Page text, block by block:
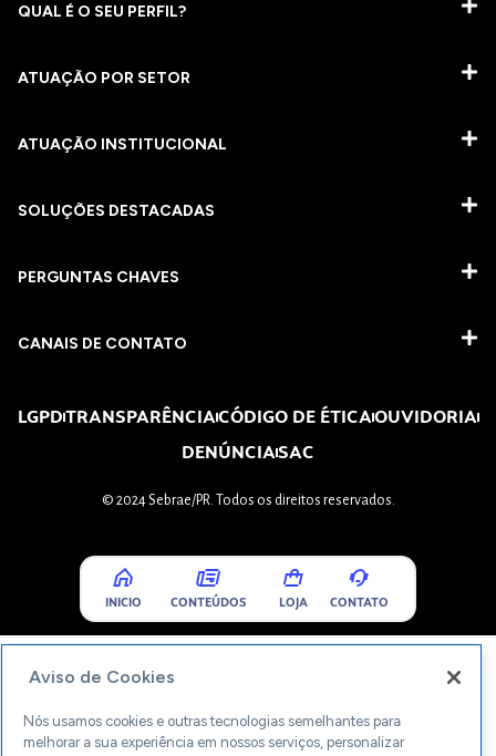
QUAL É O SEU PERFIL?
ATUAÇÃO POR SETOR
ATUAÇÃO INSTITUCIONAL
SOLUÇÕES DESTACADAS
PERGUNTAS CHAVES​
CANAIS DE CONTATO
LGPDTRANSPARÊNCIACÓDIGO DE ÉTICAOUVIDORIA
DENÚNCIASAC
© 2024 Sebrae/PR. Todos os direitos reservados.
INICIO CONTEÚDOS LOJA CONTATO
Aviso de Cookies
Nós usamos cookies e outras tecnologias semelhantes para
melhorar a sua experiência em nossos serviços, personalizar